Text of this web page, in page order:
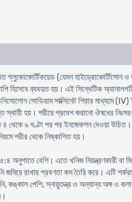
গ্লুকোকোর্টিকয়েড (যেমন হাইড্রোকোর্টিসোন ও
হিসেবে ব্যবহৃত হয়। এই সিন্থেটিক
সোডিয়াম সাক্সিনেট শিরার মাধ্যমে
স্থায়ী হয়। শরীরে প্রবেশ করানো ঔষধের
৪ থেকে ৬ ঘণ্টা পর পর ইনজেকশন দেওয়া
শরীর থেকে নিষ্কাশিত হয়।
অনুপাতে বেশি। এতে খনিজ নিয়ন্ত্রণকারী বা
রাখার প্রবণতা কম তৈরি করে। এটি
কঙ্কাল পেশি, স্নায়ুতন্ত্র ও অন্যান্য অঙ্গ ও